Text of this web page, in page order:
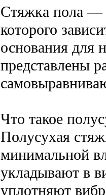
Стяжка пола —
которого
основания для
представлены
Что такое
Полусухая
минимальной
укладывают в
уплотняют